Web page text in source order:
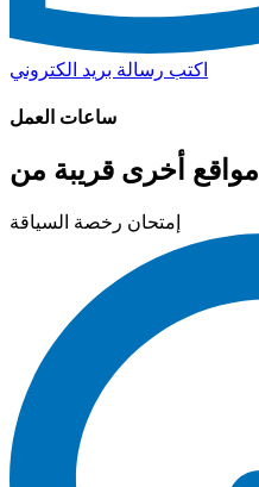
اكتب رسالة بريد الكتروني
ساعات العمل
مواقع أخرى قريبة من
إمتحان رخصة السياقة